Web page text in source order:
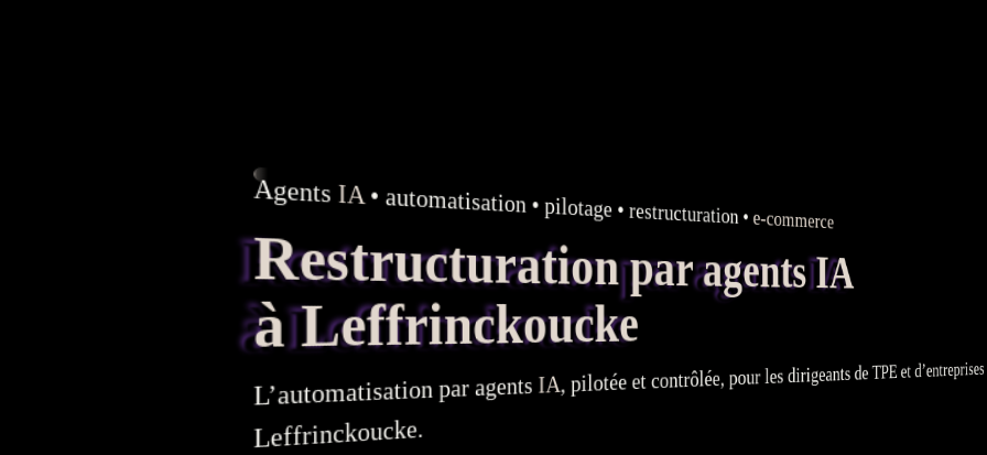
Agents IA• automatisation•pilotage• restructuration• e-commerce
Restructuration par agents IA
à Leffrinckoucke
L’automatisationparagents IA, pilotée et contrôlée, pour les dirigeants deTPEet
Leffrinckoucke.